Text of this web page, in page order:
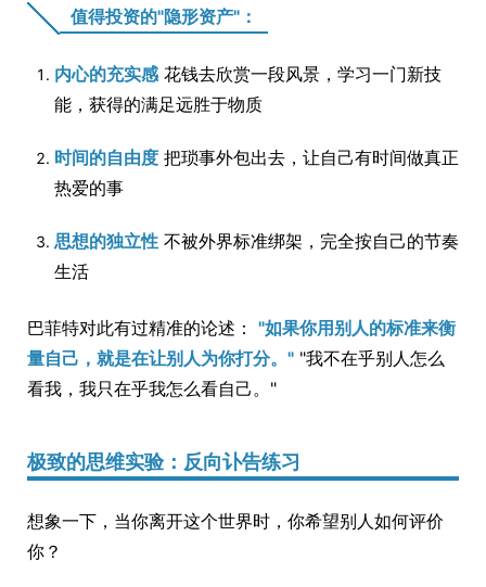
值得投资的"隐形资产"：
内心的充实感花钱去欣赏一段风景，学习一门新技
能，获得的满足远胜于物质
时间的自由度 把琐事外包出去，让自己有时间做真正
热爱的事
思想的独立性 不被外界标准绑架，完全按自己的节奏
生活
巴菲特对此有过精准的论述： "如果你用别人的标准来衡
量自己，就是在让别人为你打分。" "我不在乎别人怎么
看我，我只在乎我怎么看自己。"
极致的思维实验：反向讣告练习
想象一下，当你离开这个世界时，你希望别人如何评价
你？